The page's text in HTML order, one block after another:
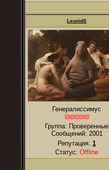
LeonidS
Генералиссимус
Группа: Проверенные
Сообщений: 2001
Репутация: 1
Статус: Offline